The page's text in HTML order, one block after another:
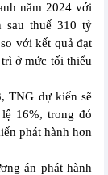
năm 2024 với
sau thuế 310 tỷ
với kết quả đạt
ở mức tối thiểu
TNG dự kiến sẽ
16%, trong đó
phát hành hơn
án phát hành